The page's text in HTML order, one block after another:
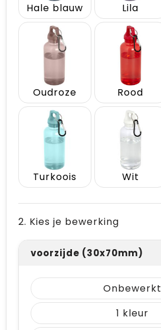
Hale blauw Lila
Oudroze Rood
Turkoois Wit
2. Kies je bewerking
voorzijde (30x70mm)
Onbewerkt
1